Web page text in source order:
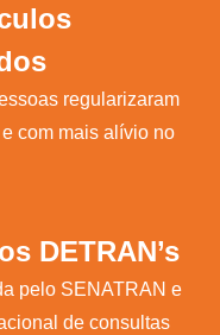
regularizaram
com mais alívio no
DETRAN’s
pelo SENATRAN e
de consultas